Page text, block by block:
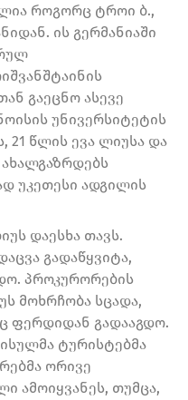
როგორც ტროი ბ.,
ის გერმანიაში
გაეცნო ასევე
უნივერსიტეტის
21 წლის ევა ლიუსა და
ახალგაზრდებს
უკეთესი ადგილის
დაესხა თავს.
გადაწყვიტა,
პროკურორების
მოხრჩობა სცადა,
ფერდიდან გადააგდო.
ტურისტებმა
ორივე
ამოიყვანეს, თუმცა,